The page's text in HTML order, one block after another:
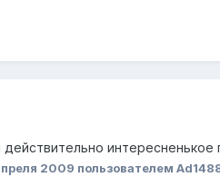
2009 пользователем